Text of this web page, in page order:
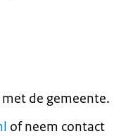
de gemeente.
of neem contact